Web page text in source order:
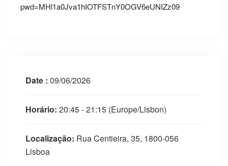
pwd=MHl1a0Jva1hIOTFSTnY0OGV6eUNIZz09
Date : 09/06/2026
Horário: 20:45 - 21:15 (Europe/Lisbon)
Localização: Rua Centieira, 35, 1800-056
Lisboa